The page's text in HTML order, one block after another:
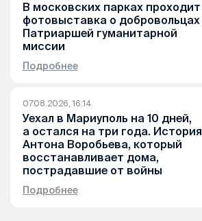
В московских парках проходит
фотовыставка о добровольцах
Патриаршей гуманитарной
миссии
Подробнее
07.08.2026, 16:14
Уехал в Мариуполь на 10 дней,
а остался на три года. История
Антона Воробьева, который
восстанавливает дома,
пострадавшие от войны
Подробнее